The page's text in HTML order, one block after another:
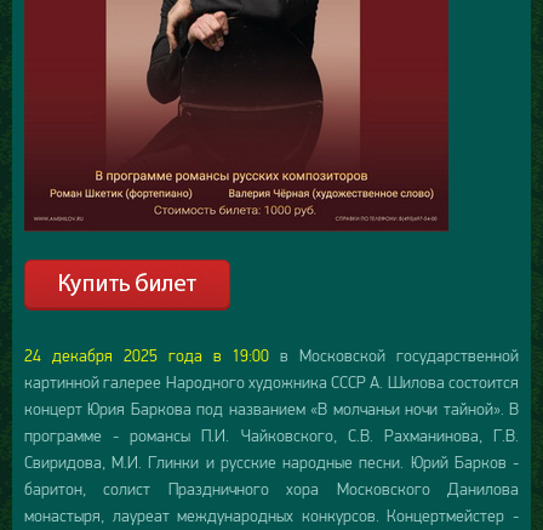
24 декабря 2025 года в 19:00в Московской государственной
картинной галерее Народного художника СССР А. Шилова состоится
концерт Юрия Баркова под названием «В молчаньи ночи тайной». В
программе - романсы П.И. Чайковского, С.В. Рахманинова, Г.В.
Свиридова, М.И. Глинки и русские народные песни. Юрий Барков -
баритон, солист Праздничного хора Московского Данилова
монастыря, лауреат международных конкурсов. Концертмейстер -